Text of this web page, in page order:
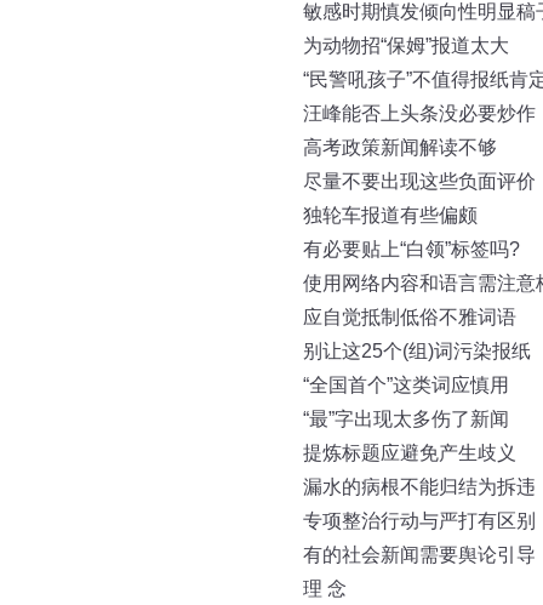
敏感时期慎发倾向性明显稿
为动物招“保姆”报道太大
“民警吼孩子”不值得报纸肯
汪峰能否上头条没必要炒作
高考政策新闻解读不够
尽量不要出现这些负面评价
独轮车报道有些偏颇
有必要贴上“白领”标签吗?
使用网络内容和语言需注意
应自觉抵制低俗不雅词语
别让这25个(组)词污染报纸
“全国首个”这类词应慎用
“最”字出现太多伤了新闻
提炼标题应避免产生歧义
漏水的病根不能归结为拆违
专项整治行动与严打有区别
有的社会新闻需要舆论引导
理 念